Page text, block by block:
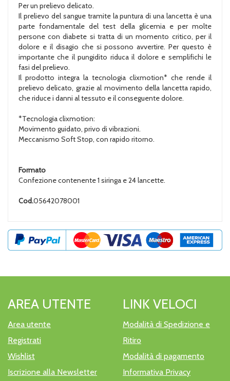
Per un prelievo delicato.
Il prelievo del sangue tramite la puntura di una lancetta è una
parte fondamentale del test della glicemia e per molte
persone con diabete si tratta di un momento critico, per il
dolore e il disagio che si possono avvertire. Per questo è
importante che il pungidito riduca il dolore e semplifichi le
fasi del prelievo.
Il prodotto integra la tecnologia clixmotion* che rende il
prelievo delicato, grazie al movimento della lancetta rapido,
che riduce i danni al tessuto e il conseguente dolore.
*Tecnologia clixmotion:
Movimento guidato, privo di vibrazioni.
Meccanismo Soft Stop, con rapido ritorno.
Formato
Confezione contenente 1 siringa e 24 lancette.
Cod.05642078001
AREA UTENTE
Area utente
Registrati
Wishlist
Iscrizione alla Newsletter
LINK VELOCI
Modalità di Spedizione e
Ritiro
Modalità di pagamento
Informativa Privacy